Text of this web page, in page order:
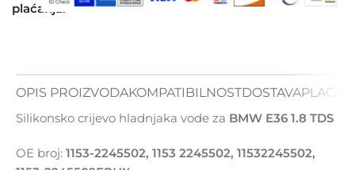
plaćanja:
OPIS PROIZVODAKOMPATIBILNOSTDOSTAVA
Silikonsko crijevo hladnjaka vode za BMW E36 1.8 TDS
OE broj: 1153-2245502, 1153 2245502, 11532245502,